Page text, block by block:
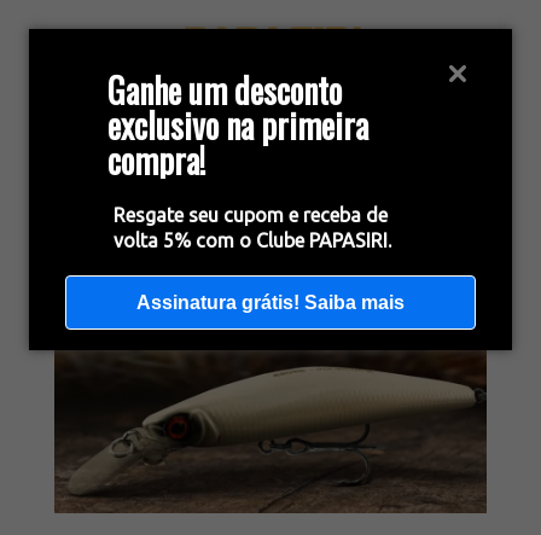
Ganhe um desconto
exclusivo na primeira
compra!
Resgate seu cupom e receba de
volta 5% com o Clube PAPASIRI.
Assinatura grátis! Saiba mais